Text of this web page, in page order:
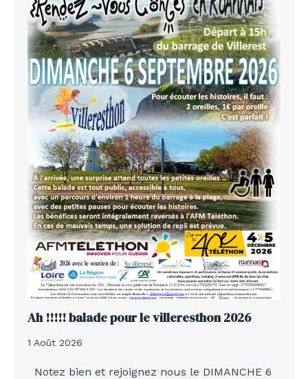
Ah !!!!! balade pour le villeresthon 2026
1 Août 2026
Notez bien et rejoignez nous le DIMANCHE 6